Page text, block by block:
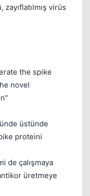
virüs
the spike
novel
üstünde
proteini
de çalışmaya
üretmeye